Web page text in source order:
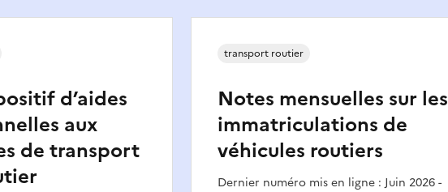
d’aides
aux
de transport
Notes mensuelles sur les
immatriculations de
véhicules routiers
Dernier numéro mis en ligne : Juin 2026 -
transport routier